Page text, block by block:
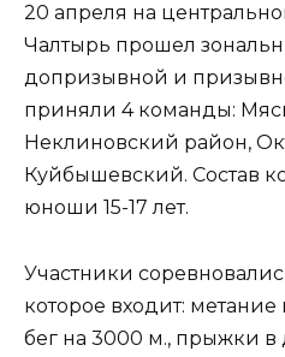
20 апреля на
Чалтырь прошел
допризывной и
приняли 4 команды:
Неклиновский район,
Куйбышевский. Состав
юноши 15-17 лет.
Участники
которое входит: метание
бег на 3000 м., прыжки в